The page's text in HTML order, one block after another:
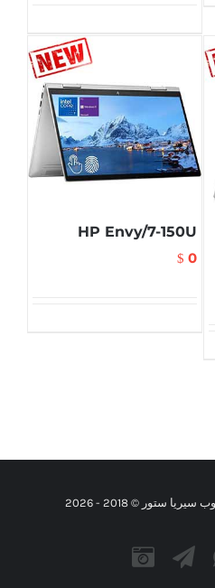
HP Envy/7-150U
$ 0
ستور © 2018 - 2026
WhatsApp
Telegram